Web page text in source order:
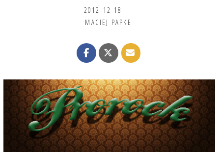
2012-12-18
MACIEJ PAPKE